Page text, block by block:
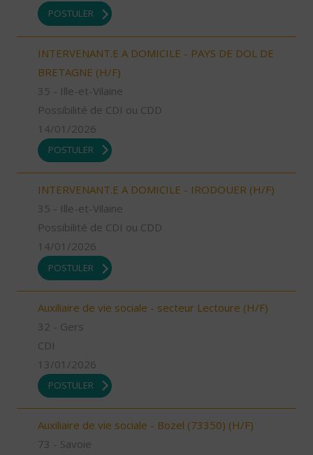
POSTULER
INTERVENANT.E A DOMICILE - PAYS DE DOL DE
BRETAGNE (H/F)
35 - Ille-et-Vilaine
Possibilité de CDI ou CDD
14/01/2026
POSTULER
INTERVENANT.E A DOMICILE - IRODOUER (H/F)
35 - Ille-et-Vilaine
Possibilité de CDI ou CDD
14/01/2026
POSTULER
Auxiliaire de vie sociale - secteur Lectoure (H/F)
32 - Gers
CDI
13/01/2026
POSTULER
Auxiliaire de vie sociale - Bozel (73350) (H/F)
73 - Savoie